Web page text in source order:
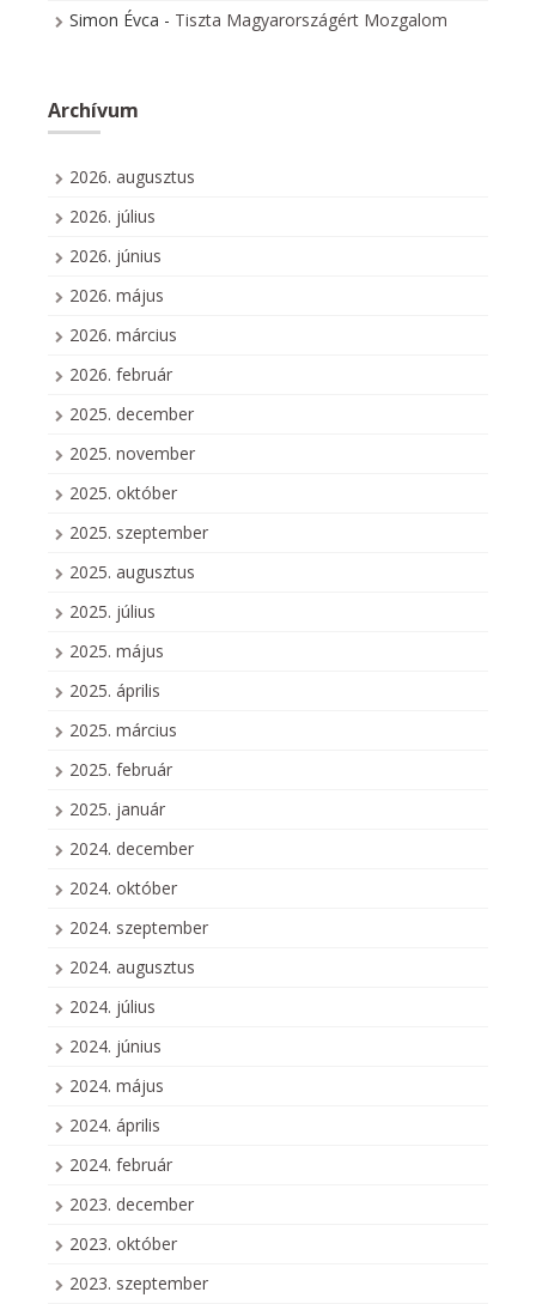
Simon Évca - Tiszta Magyarországért Mozgalom
Archívum
2026. augusztus
2026. július
2026. június
2026. május
2026. március
2026. február
2025. december
2025. november
2025. október
2025. szeptember
2025. augusztus
2025. július
2025. május
2025. április
2025. március
2025. február
2025. január
2024. december
2024. október
2024. szeptember
2024. augusztus
2024. július
2024. június
2024. május
2024. április
2024. február
2023. december
2023. október
2023. szeptember